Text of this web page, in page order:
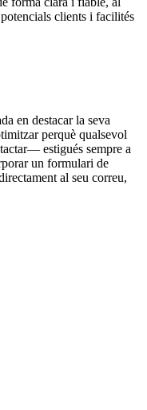
clients i facilités
en destacar la seva
perquè qualsevol
estigués sempre a
un formulari de
al seu correu,